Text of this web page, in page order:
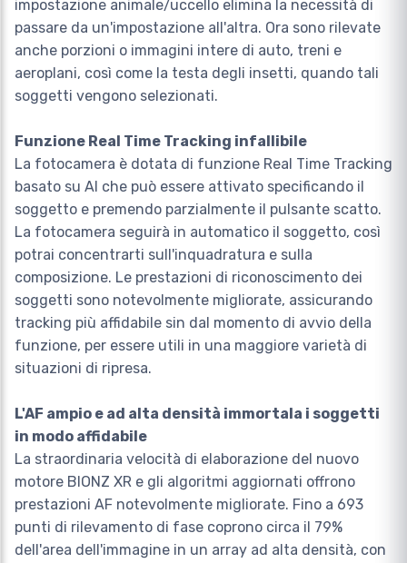
impostazione animale/uccello elimina la necessità di
passare da un'impostazione all'altra. Ora sono rilevate
anche porzioni o immagini intere di auto, treni e
aeroplani, così come la testa degli insetti, quando tali
soggetti vengono selezionati.
Funzione Real Time Tracking infallibile
La fotocamera è dotata di funzione Real Time Tracking
basato su AI che può essere attivato specificando il
soggetto e premendo parzialmente il pulsante scatto.
La fotocamera seguirà in automatico il soggetto, così
potrai concentrarti sull'inquadratura e sulla
composizione. Le prestazioni di riconoscimento dei
soggetti sono notevolmente migliorate, assicurando
tracking più affidabile sin dal momento di avvio della
funzione, per essere utili in una maggiore varietà di
situazioni di ripresa.
L'AF ampio e ad alta densità immortala i soggetti
in modo affidabile
La straordinaria velocità di elaborazione del nuovo
motore BIONZ XR e gli algoritmi aggiornati offrono
prestazioni AF notevolmente migliorate. Fino a 693
punti di rilevamento di fase coprono circa il 79%
dell'area dell'immagine in un array ad alta densità, con